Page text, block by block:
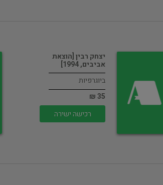
יצחק רבין [הוצאת
אביבים, 1994]
ביוגרפיות
35 ₪
רכישה ישירה